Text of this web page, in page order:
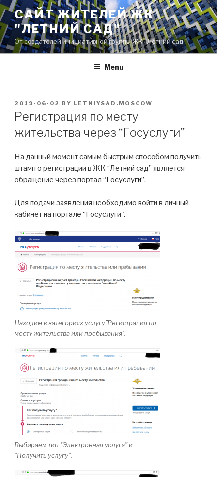
Skip
to
content
САЙТ ЖИТЕЛЕЙ ЖК
"ЛЕТНИЙ САД"
От создателей инициативной группы ЖК "Летний сад"
Menu
POSTED
ON
2019-06-02 BY LETNIYSAD.MOSCOW
Регистрация по месту
жительства через “Госуслуги”
На данный момент самым быстрым способом получить
штамп о регистрации в ЖК “Летний сад” является
обращение через портал “Госуслуги”.
Для подачи заявления необходимо войти в личный
кабинет на портале “Госуслуги”.
Находим в категориях услугу”Регистрация по
месту жительства или пребывания”.
Выбираем тип “Электронная услуга” и
“Получить услугу”.